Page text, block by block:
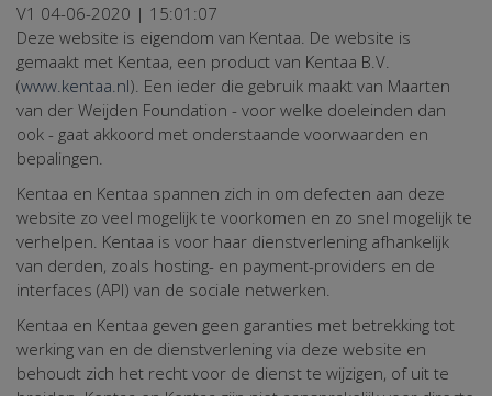
V1 04-06-2020 | 15:01:07
Deze website is eigendom van Kentaa. De website is
gemaakt met Kentaa, een product van Kentaa B.V.
(www.kentaa.nl). Een ieder die gebruik maakt van Maarten
van der Weijden Foundation - voor welke doeleinden dan
ook - gaat akkoord met onderstaande voorwaarden en
bepalingen.
Kentaa en Kentaa spannen zich in om defecten aan deze
website zo veel mogelijk te voorkomen en zo snel mogelijk te
verhelpen. Kentaa is voor haar dienstverlening afhankelijk
van derden, zoals hosting- en payment-providers en de
interfaces (API) van de sociale netwerken.
Kentaa en Kentaa geven geen garanties met betrekking tot
werking van en de dienstverlening via deze website en
behoudt zich het recht voor de dienst te wijzigen, of uit te